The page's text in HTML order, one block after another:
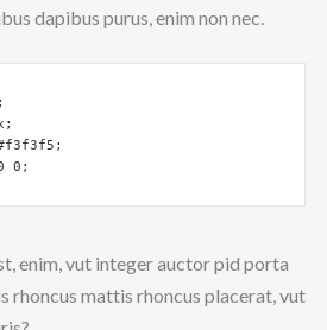
dapibus purus, enim non nec.
enim, vut integer auctor pid porta
rhoncus mattis rhoncus placerat, vut